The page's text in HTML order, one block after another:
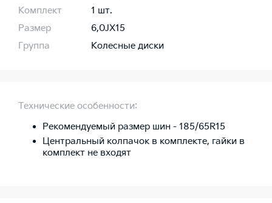
Комплект
1 шт.
Размер
6,0JХ15
Группа
Колесные диски
Технические особенности:
Рекомендуемый размер шин - 185/65R15
Центральный колпачок в комплекте, гайки в
комплект не входят